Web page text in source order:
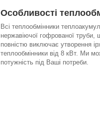
Особливості
Всі теплообмінники
нержавіючої гофрованої труби,
повністю виключає утворення
теплообмінники від 8 кВт. Ми
потужність під Ваші потреби.